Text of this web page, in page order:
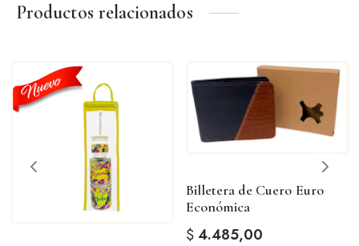
Productos relacionados
Billetera de Cuero Euro
Económica
$4.485,00